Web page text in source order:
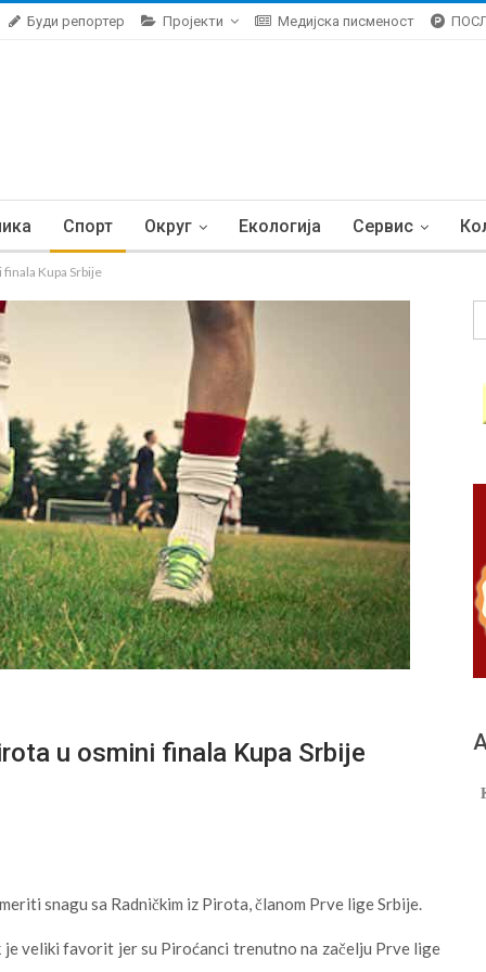
Буди репортер Пројекти Медијска писменост
Спорт Округ Екологија Сервис
Kupa Srbije
u osmini finala Kupa Srbije
snagu sa Radničkim iz Pirota, članom Prve lige Srbije.
veliki favorit jer su Piroćanci trenutno na začelju Prve lige